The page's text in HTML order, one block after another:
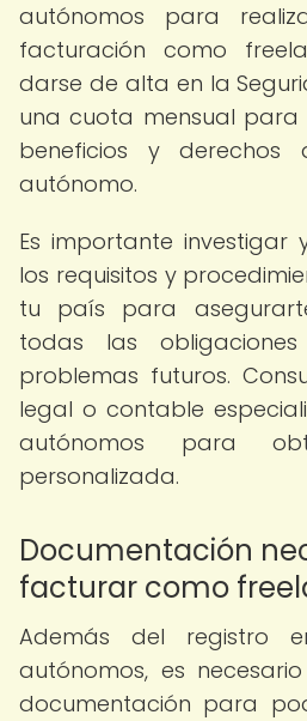
autónomos para
facturación como
darse de alta en la
una cuota mensual
beneficios y
autónomo.
Es importante investigar
los requisitos y
tu país para
todas las
problemas futuros.
legal o contable
autónomos para
personalizada.
Documentación
facturar como
Además del registro
autónomos, es
documentación para